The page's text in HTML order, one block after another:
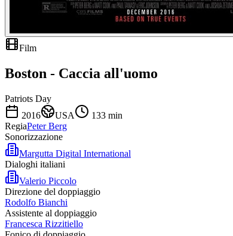
Film
Boston - Caccia all'uomo
Patriots Day
2016
USA 133 min
RegiaPeter Berg
Sonorizzazione
Margutta Digital International
Dialoghi italiani
Valerio Piccolo
Direzione del doppiaggio
Rodolfo Bianchi
Assistente al doppiaggio
Francesca Rizzitiello